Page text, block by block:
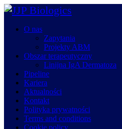
O nas
Zapytania
Projekty ABM
Obszar terapeutyczny
Linijna IgA Dermatoza
Pipeline
Kariera
Aktualności
Kontakt
Polityka prywatności
Terms and conditions
Cookie policy